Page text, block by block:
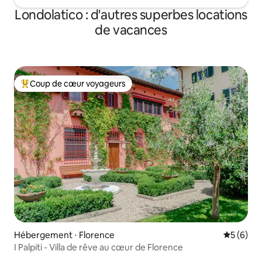
Londolatico : d'autres superbes locations
de vacances
Coups de cœur voyageurs les plus appréciés
Coup de cœur voyageurs
Hébergement ⋅ Florence
5 (6)
I Palpiti - Villa de rêve au cœur de Florence